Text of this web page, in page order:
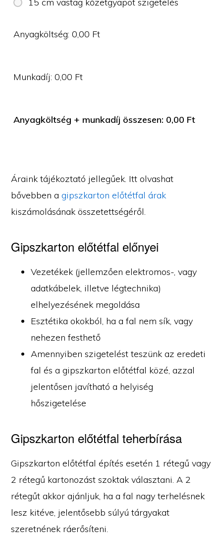
Anyagköltség:0,00 Ft
Munkadíj:0,00 Ft
Anyagköltség + munkadíj összesen: 0,00 Ft
Áraink tájékoztató jellegűek. Itt olvashat
bővebben agipszkarton előtétfal árak
kiszámolásának összetettségéről.
Gipszkarton előtétfal előnyei
Vezetékek (jellemzően elektromos-, vagy
adatkábelek, illetve légtechnika)
elhelyezésének megoldása
Esztétika okokból, ha a fal nem sík, vagy
nehezen festhető
Amennyiben szigetelést teszünk az eredeti
fal és a gipszkarton előtétfal közé, azzal
jelentősen javítható a helyiség
hőszigetelése
Gipszkarton előtétfal teherbírása
Gipszkarton előtétfal építés esetén 1 rétegű vagy
2 rétegű kartonozást szoktak választani. A 2
rétegűt akkor ajánljuk, ha a fal nagy terhelésnek
lesz kitéve, jelentősebb súlyú tárgyakat
szeretnének ráerősíteni.